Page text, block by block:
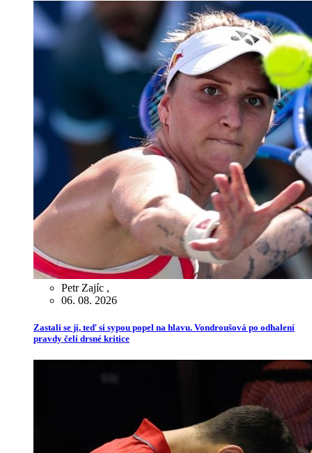
Petr Zajíc ,
06. 08. 2026
Zastali se jí, teď si sypou popel na hlavu. Vondroušová po odhalení
pravdy čelí drsné kritice